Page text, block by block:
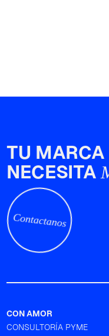
TU MARCA
NECESITA
Contactanos
CON AMOR
CONSULTORÍA PYME